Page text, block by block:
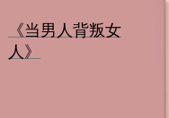
《当男人背叛女
人》